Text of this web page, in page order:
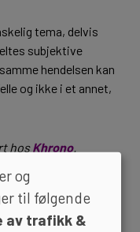
tema, delvis
subjektive
hendelsen kan
og ikke i et annet,
hosKhrono.
og
til følgende
av trafikk &